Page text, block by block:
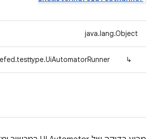
java.lang.Object
↳